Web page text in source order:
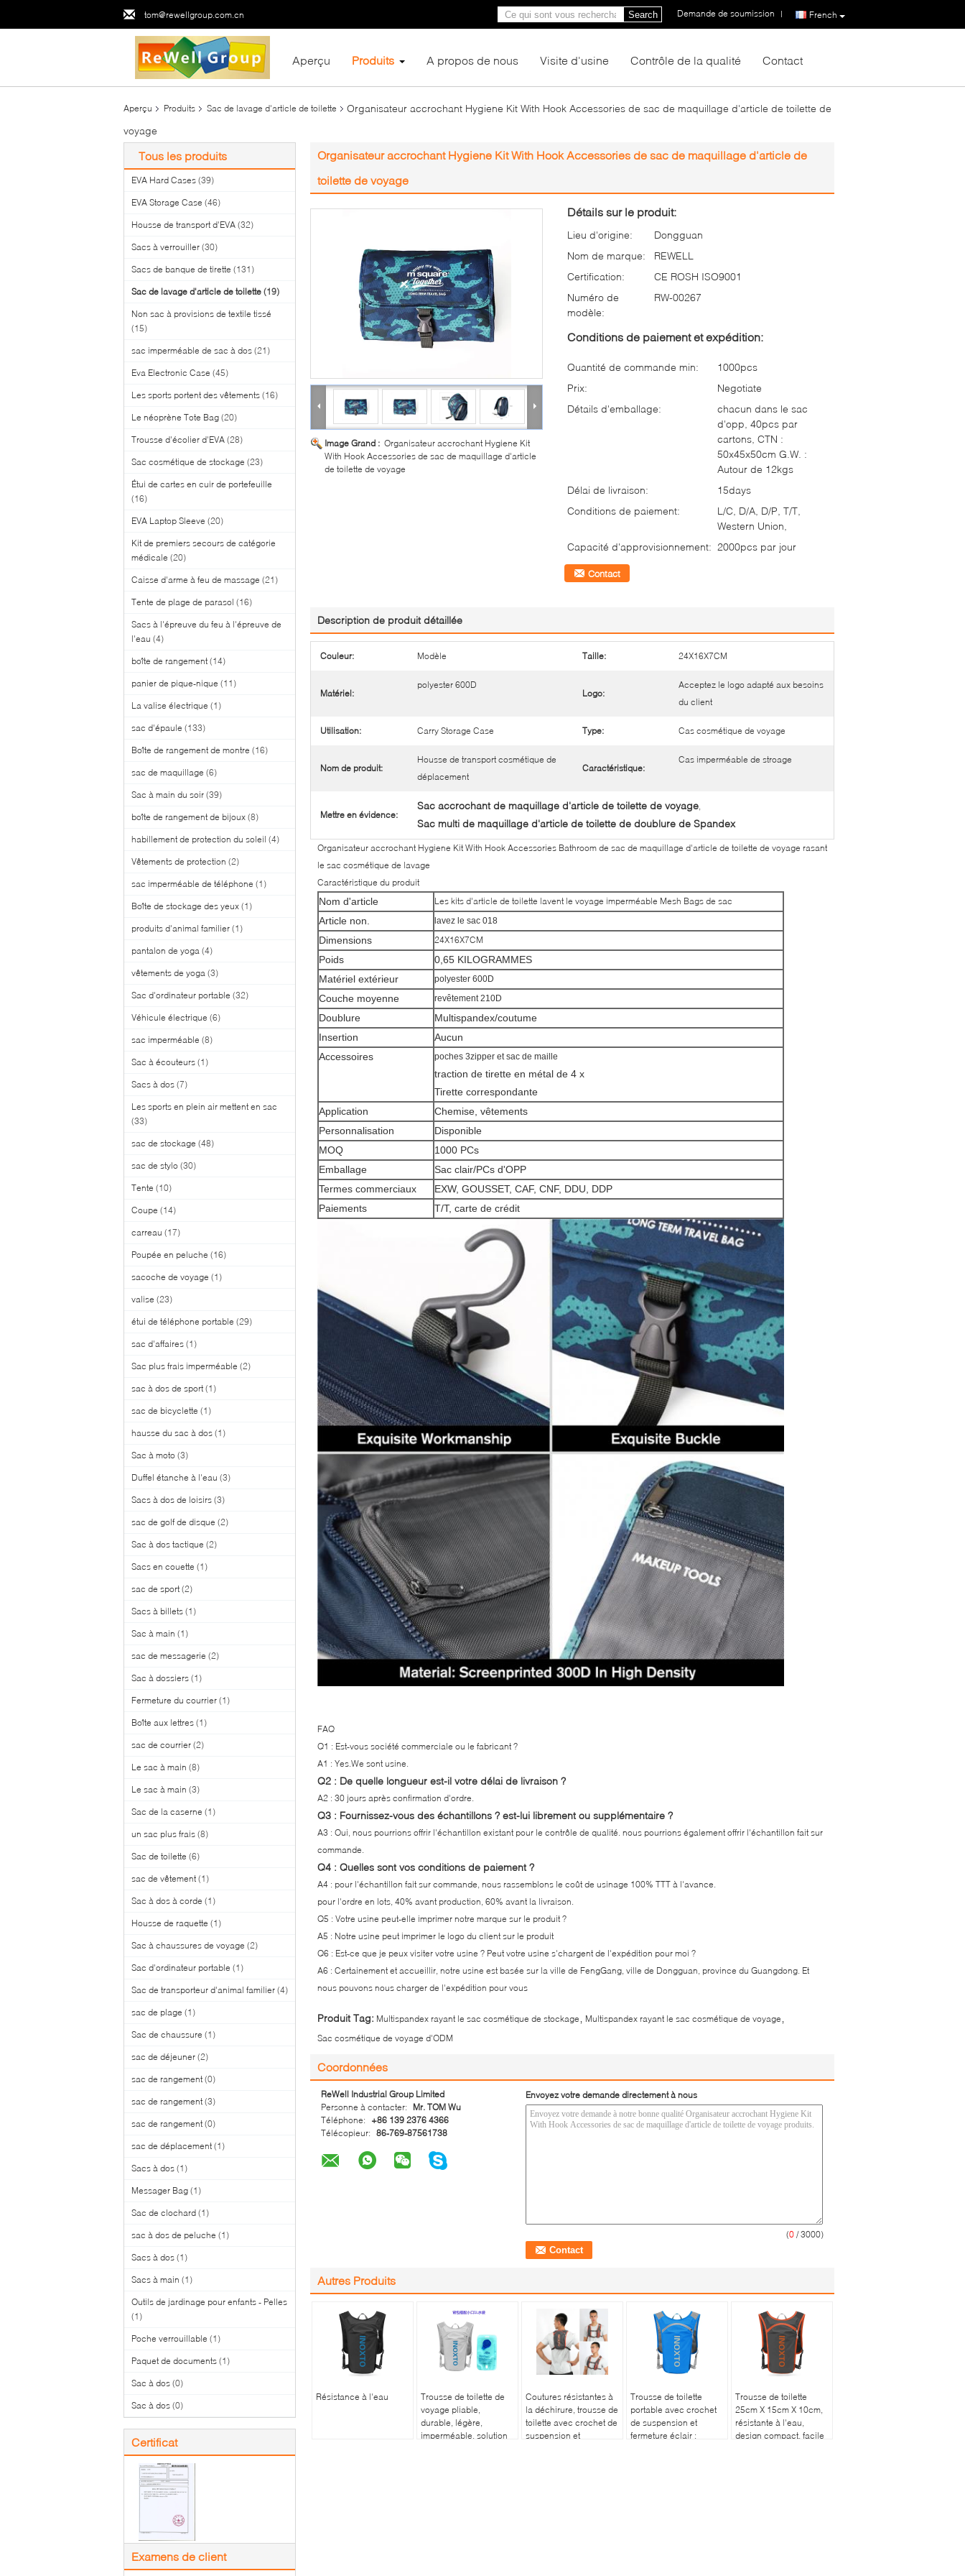
tom@rewellgroup.com.cn French
Demande de soumission |
Search
Aperçu Produits A propos de nous Visite d'usine Contrôle de la qualité Contact
Aperçu Produits Sac de lavage d'article de toilette
Organisateur accrochant Hygiene Kit With Hook Accessories de sac de maquillage d'article de toilette de
voyage
Tous les produits
EVA Hard Cases (39)
EVA Storage Case (46)
Housse de transport d'EVA (32)
Sacs à verrouiller (30)
Sacs de banque de tirette (131)
Sac de lavage d'article de toilette (19)
Non sac à provisions de textile tissé
(15)
sac imperméable de sac à dos (21)
Eva Electronic Case (45)
Les sports portent des vêtements (16)
Le néoprène Tote Bag (20)
Trousse d'écolier d'EVA (28)
Sac cosmétique de stockage (23)
Étui de cartes en cuir de portefeuille
(16)
EVA Laptop Sleeve (20)
Kit de premiers secours de catégorie
médicale (20)
Caisse d'arme à feu de massage (21)
Tente de plage de parasol (16)
Sacs à l'épreuve du feu à l'épreuve de
l'eau (4)
boîte de rangement (14)
panier de pique-nique (11)
La valise électrique (1)
sac d'épaule (133)
Boîte de rangement de montre (16)
sac de maquillage (6)
Sac à main du soir (39)
boîte de rangement de bijoux (8)
habillement de protection du soleil (4)
Vêtements de protection (2)
sac imperméable de téléphone (1)
Boîte de stockage des yeux (1)
produits d'animal familier (1)
pantalon de yoga (4)
vêtements de yoga (3)
Sac d'ordinateur portable (32)
Véhicule électrique (6)
sac imperméable (8)
Sac à écouteurs (1)
Sacs à dos (7)
Les sports en plein air mettent en sac
(33)
sac de stockage (48)
sac de stylo (30)
Tente (10)
Coupe (14)
carreau (17)
Poupée en peluche (16)
sacoche de voyage (1)
valise (23)
étui de téléphone portable (29)
sac d'affaires (1)
Sac plus frais imperméable (2)
sac à dos de sport (1)
sac de bicyclette (1)
hausse du sac à dos (1)
Sac à moto (3)
Duffel étanche à l'eau (3)
Sacs à dos de loisirs (3)
sac de golf de disque (2)
Sac à dos tactique (2)
Sacs en couette (1)
sac de sport (2)
Sacs à billets (1)
Sac à main (1)
sac de messagerie (2)
Sac à dossiers (1)
Fermeture du courrier (1)
Boîte aux lettres (1)
sac de courrier (2)
Le sac à main (8)
Le sac à main (3)
Sac de la caserne (1)
un sac plus frais (8)
Sac de toilette (6)
sac de vêtement (1)
Sac à dos à corde (1)
Housse de raquette (1)
Sac à chaussures de voyage (2)
Sac d'ordinateur portable (1)
Sac de transporteur d'animal familier (4)
sac de plage (1)
Sac de chaussure (1)
sac de déjeuner (2)
sac de rangement (0)
sac de rangement (3)
sac de rangement (0)
sac de déplacement (1)
Sacs à dos (1)
Messager Bag (1)
Sac de clochard (1)
sac à dos de peluche (1)
Sacs à dos (1)
Sacs à main (1)
Outils de jardinage pour enfants - Pelles
(1)
Poche verrouillable (1)
Paquet de documents (1)
Sac à dos (0)
Sac à dos (0)
Certificat
Examens de client
Organisateur accrochant Hygiene Kit With Hook Accessories de sac de maquillage d'article de
toilette de voyage
Image Grand : Organisateur accrochant Hygiene Kit
With Hook Accessories de sac de maquillage d'article
de toilette de voyage
Détails sur le produit:
Lieu d'origine:
Dongguan
Nom de marque:
REWELL
Certification:
CE ROSH ISO9001
Numéro de
modèle:
RW-00267
Conditions de paiement et expédition:
Quantité de commande min:
1000pcs
Prix:
Negotiate
Détails d'emballage:
chacun dans le sac
d'opp, 40pcs par
cartons, CTN :
50x45x50cm G.W. :
Autour de 12kgs
Délai de livraison:
15days
Conditions de paiement:
L/C, D/A, D/P, T/T,
Western Union,
Capacité d'approvisionnement: 2000pcs par jour
Contact
Description de produit détaillée
Couleur: Modèle Taille: 24X16X7CM
Matériel:
polyester 600D
Logo:
Acceptez le logo adapté aux besoins
du client
Utilisation: Carry Storage Case Type: Cas cosmétique de voyage
Nom de produit:
Housse de transport cosmétique de
déplacement
Caractéristique:
Cas imperméable de stroage
Mettre en évidence:
Sac accrochant de maquillage d'article de toilette de voyage,
Sac multi de maquillage d'article de toilette de doublure de Spandex
Organisateur accrochant Hygiene Kit With Hook Accessories Bathroom de sac de maquillage d'article de toilette de voyage rasant
le sac cosmétique de lavage
Caractéristique du produit
Nom d'article Les kits d'article de toilette lavent le voyage imperméable Mesh Bags de sac
Article non. lavez le sac 018
Dimensions 24X16X7CM
Poids
0,65 KILOGRAMMES
Matériel extérieur
polyester 600D
Couche moyenne revêtement 210D
Doublure
Multispandex/coutume
Insertion
Aucun
Accessoires
poches 3zipper et sac de maille
traction de tirette en métal de 4 x
Tirette correspondante
Application
Chemise, vêtements
Personnalisation
Disponible
MOQ
1000 PCs
Emballage
Sac clair/PCs d'OPP
Termes commerciaux
EXW, GOUSSET, CAF, CNF, DDU, DDP
Paiements
T/T, carte de crédit
FAQ
Q1 : Est-vous société commerciale ou le fabricant ?
A1 : Yes.We sont usine.
Q2 : De quelle longueur est-il votre délai de livraison ?
A2 : 30 jours après confirmation d'ordre.
Q3 : Fournissez-vous des échantillons ? est-lui librement ou supplémentaire ?
A3 : Oui, nous pourrions offrir l'échantillon existant pour le contrôle de qualité. nous pourrions également offrir l'échantillon fait sur
commande.
Q4 : Quelles sont vos conditions de paiement ?
A4 : pour l'échantillon fait sur commande, nous rassemblons le coût de usinage 100% TTT à l'avance.
pour l'ordre en lots, 40% avant production, 60% avant la livraison.
Q5 : Votre usine peut-elle imprimer notre marque sur le produit ?
A5 : Notre usine peut imprimer le logo du client sur le produit
Q6 : Est-ce que je peux visiter votre usine ? Peut votre usine s'chargent de l'expédition pour moi ?
A6 : Certainement et accueillir, notre usine est basée sur la ville de FengGang, ville de Dongguan, province du Guangdong. Et
nous pouvons nous charger de l'expédition pour vous
Produit Tag: Multispandex rayant le sac cosmétique de stockage Multispandex rayant le sac cosmétique de voyage
Sac cosmétique de voyage d'ODM
Coordonnées
ReWell Industrial Group Limited
Personne à contacter:
Mr. TOM Wu
Téléphone:
+86 139 2376 4366
Télécopieur: 86-769-87561738
Envoyez votre demande directement à nous
(0 / 3000)
Autres Produits
Résistance à l'eau
Trousse de toilette de
voyage pliable,
durable, légère,
imperméable, solution
Coutures résistantes à
la déchirure, trousse de
toilette avec crochet de
suspension et
Trousse de toilette
portable avec crochet
de suspension et
fermeture éclair :
Trousse de toilette
25cm X 15cm X 10cm,
résistante à l'eau,
design compact, facile